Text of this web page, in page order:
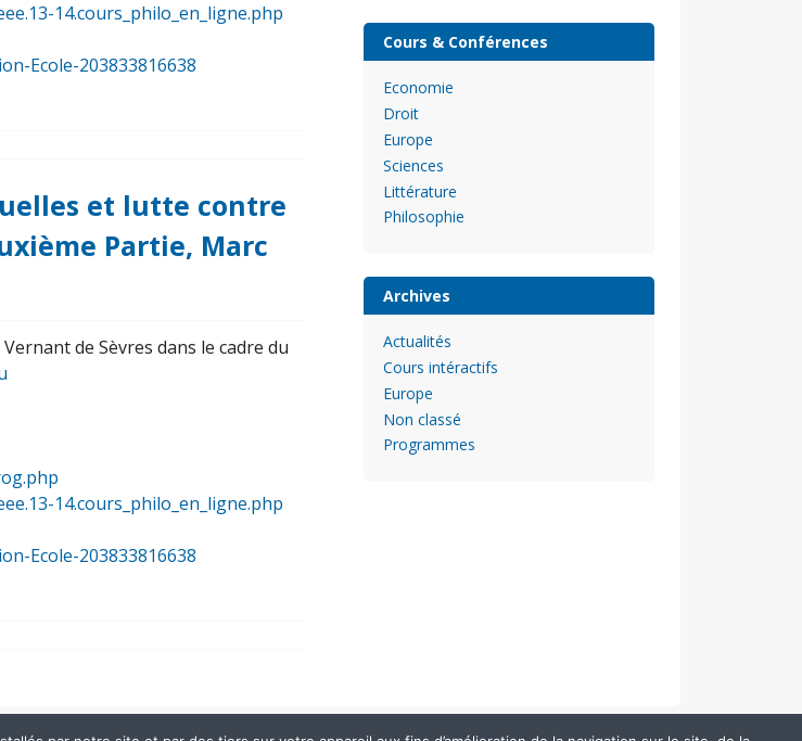
14.cours_philo_en_ligne.php
Ecole-203833816638
et lutte contre
Partie, Marc
de Sèvres dans le cadre du
14.cours_philo_en_ligne.php
Ecole-203833816638
Cours & Conférences
Economie
Droit
Europe
Sciences
Littérature
Philosophie
Archives
Actualités
Cours intéractifs
Europe
Non classé
Programmes